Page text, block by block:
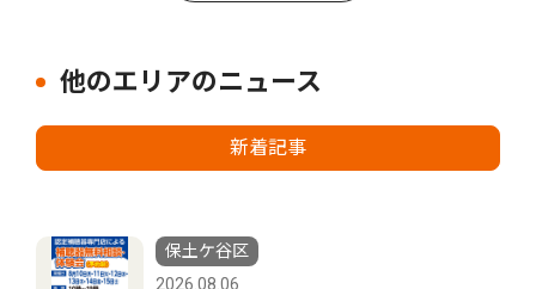
他のエリアのニュース
新着記事
保土ケ谷区
2026.08.06